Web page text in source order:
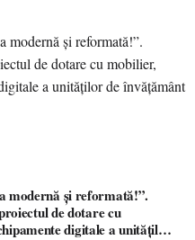
modernă și reformată!”.
de dotare cu
digitale a unităților